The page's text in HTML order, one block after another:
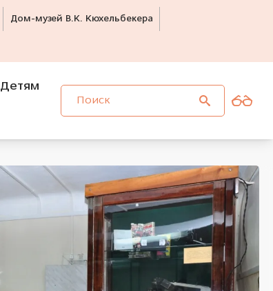
Дом-музей В.К. Кюхельбекера
Детям